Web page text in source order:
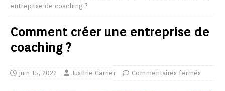
entreprise de coaching ?
Comment créer une entreprise de
coaching ?
juin 15, 2022 Justine Carrier Commentaires fermés